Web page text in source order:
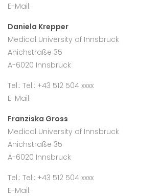
E-Mail:
Daniela Krepper
Medical University of Innsbruck
Anichstraße 35
A-6020 Innsbruck
Tel.: Tel.: +43 512 504 xxxx
E-Mail:
Franziska Gross
Medical University of Innsbruck
Anichstraße 35
A-6020 Innsbruck
Tel.: Tel.: +43 512 504 xxxx
E-Mail: